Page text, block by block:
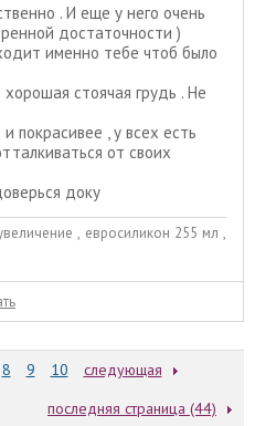
. И еще у него очень
достаточности )
именно тебе чтоб было
стоячая грудь . Не
покрасивее , у всех есть
от своих
доку
, евросиликон 255 мл ,
8 9 10
следующая
последняя страница (44)